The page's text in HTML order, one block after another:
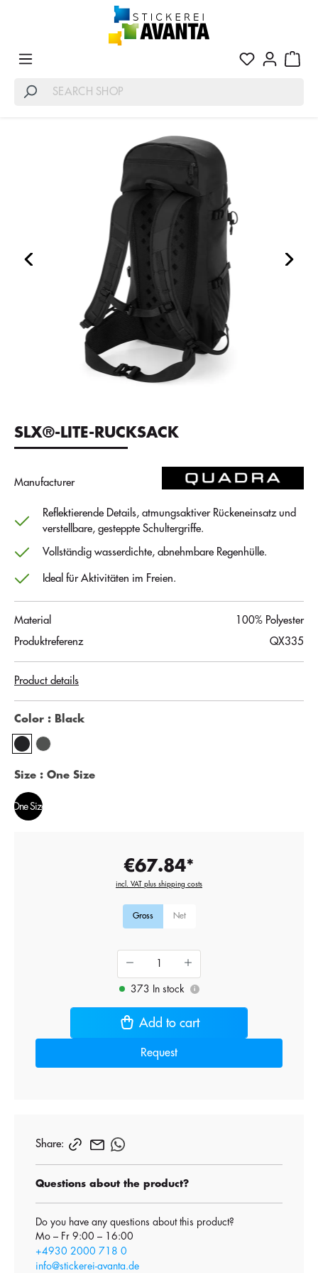
SLX®-LITE-RUCKSACK
Manufacturer
Reflektierende Details, atmungsaktiver Rückeneinsatz und
verstellbare, gesteppte Schultergriffe.
Vollständig wasserdichte, abnehmbare Regenhülle.
Ideal für Aktivitäten im Freien.
Material
100% Polyester
Produktreferenz
QX335
Product details
Color : Black
Size : One Size
One Size
€67.84*
incl. VAT plus shipping costs
Gross Net
373 In stock i
Add to cart
Request
Share:
Questions about the product?
Do you have any questions about this product?
Mo – Fr 9:00 – 16:00
+4930 2000 718 0
info@stickerei-avanta.de